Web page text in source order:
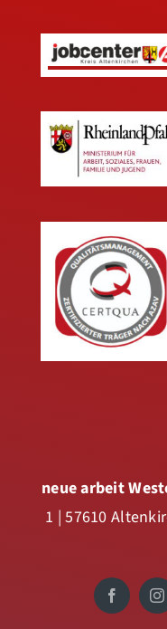
neue arbeit
1 | 57610